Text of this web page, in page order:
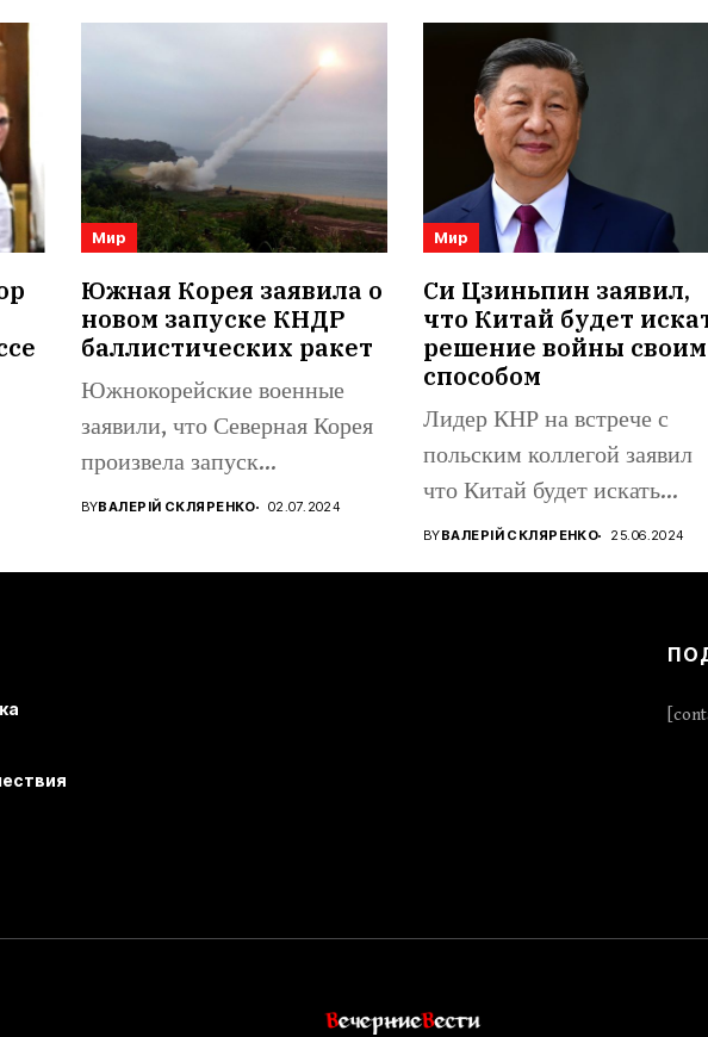
Мир
Южная Корея заявила о
новом запуске КНДР
баллистических ракет
Южнокорейские военные
заявили, что Северная Корея
произвела запуск
баллистической ракеты в
BYВАЛЕРІЙ СКЛЯРЕНКО 02.07.2024
Мир
Си Цзиньпин заявил,
что Китай будет
решение войны своим
способом
Лидер КНР на встрече с
польским коллегой заявил
что Китай будет искать...
BYВАЛЕРІЙ СКЛЯРЕНКО 25.06.2024